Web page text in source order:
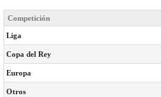
Competición
Liga
Copa del Rey
Europa
Otros